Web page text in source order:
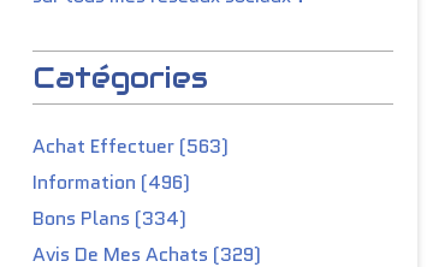
Catégories
Achat Effectuer (563)
Information (496)
Bons Plans (334)
Avis De Mes Achats (329)